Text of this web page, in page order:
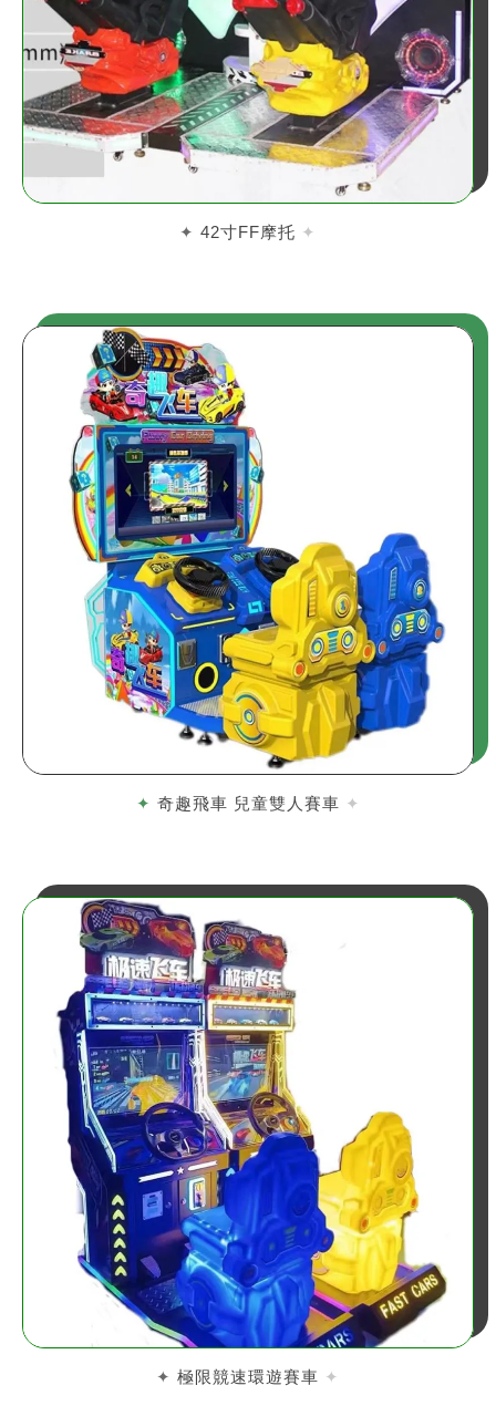
42寸FF摩托
奇趣飛車 兒童雙人賽車
極限競速環遊賽車